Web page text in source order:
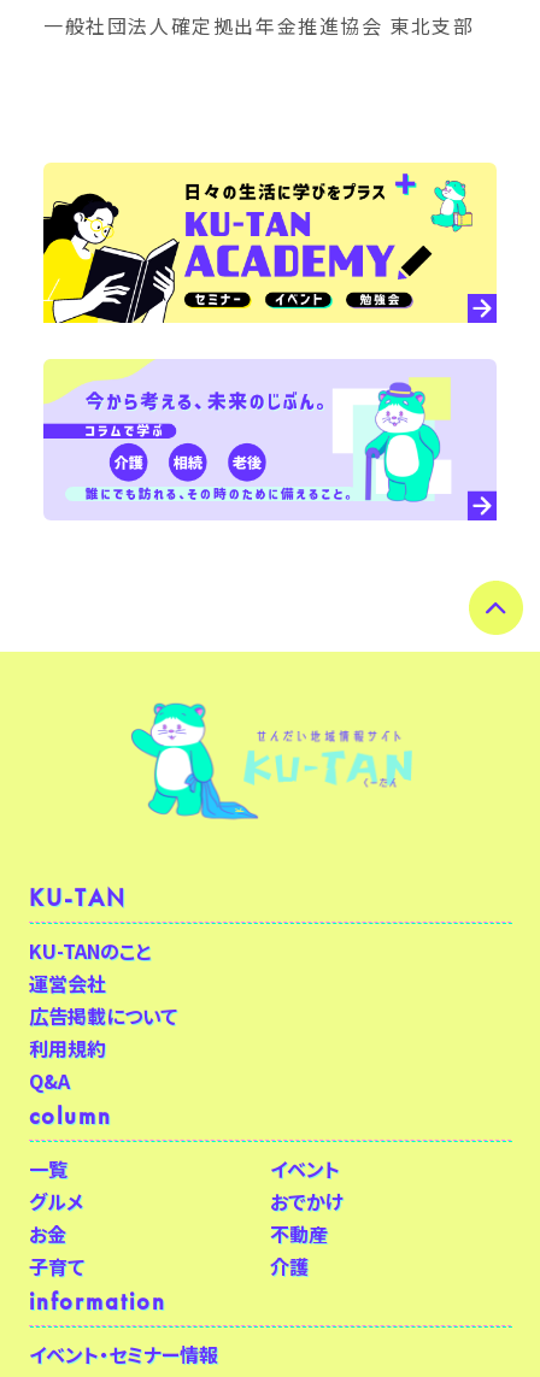
一般社団法人確定拠出年金推進協会 東北支部
KU-TAN
KU-TANのこと
運営会社
広告掲載について
利用規約
Q&A
column
一覧
イベント
グルメ
おでかけ
お金
不動産
子育て
介護
information
イベント・セミナー情報